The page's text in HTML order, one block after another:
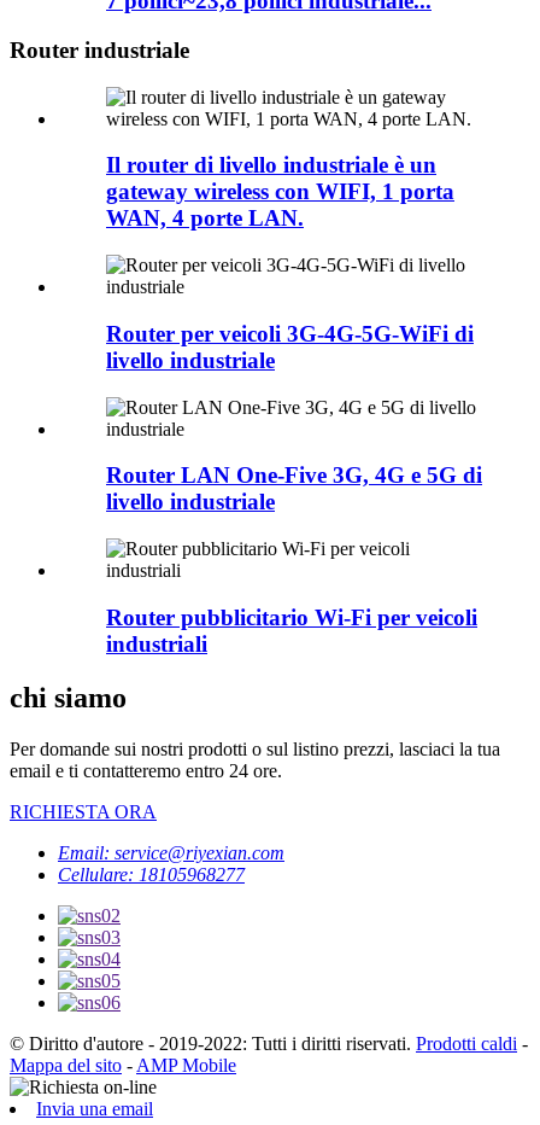
Router industriale
Il router di livello industriale è un
gateway wireless con WIFI, 1 porta
WAN, 4 porte LAN.
Router per veicoli 3G-4G-5G-WiFi di
livello industriale
Router LAN One-Five 3G, 4G e 5G di
livello industriale
Router pubblicitario Wi-Fi per veicoli
industriali
chi siamo
Per domande sui nostri prodotti o sul listino prezzi, lasciaci la tua
email e ti contatteremo entro 24 ore.
RICHIESTA ORA
Email: service@riyexian.com
Cellulare: 18105968277
© Diritto d'autore - 2019-2022: Tutti i diritti riservati. Prodotti caldi -
Mappa del sito - AMP Mobile
Invia una email